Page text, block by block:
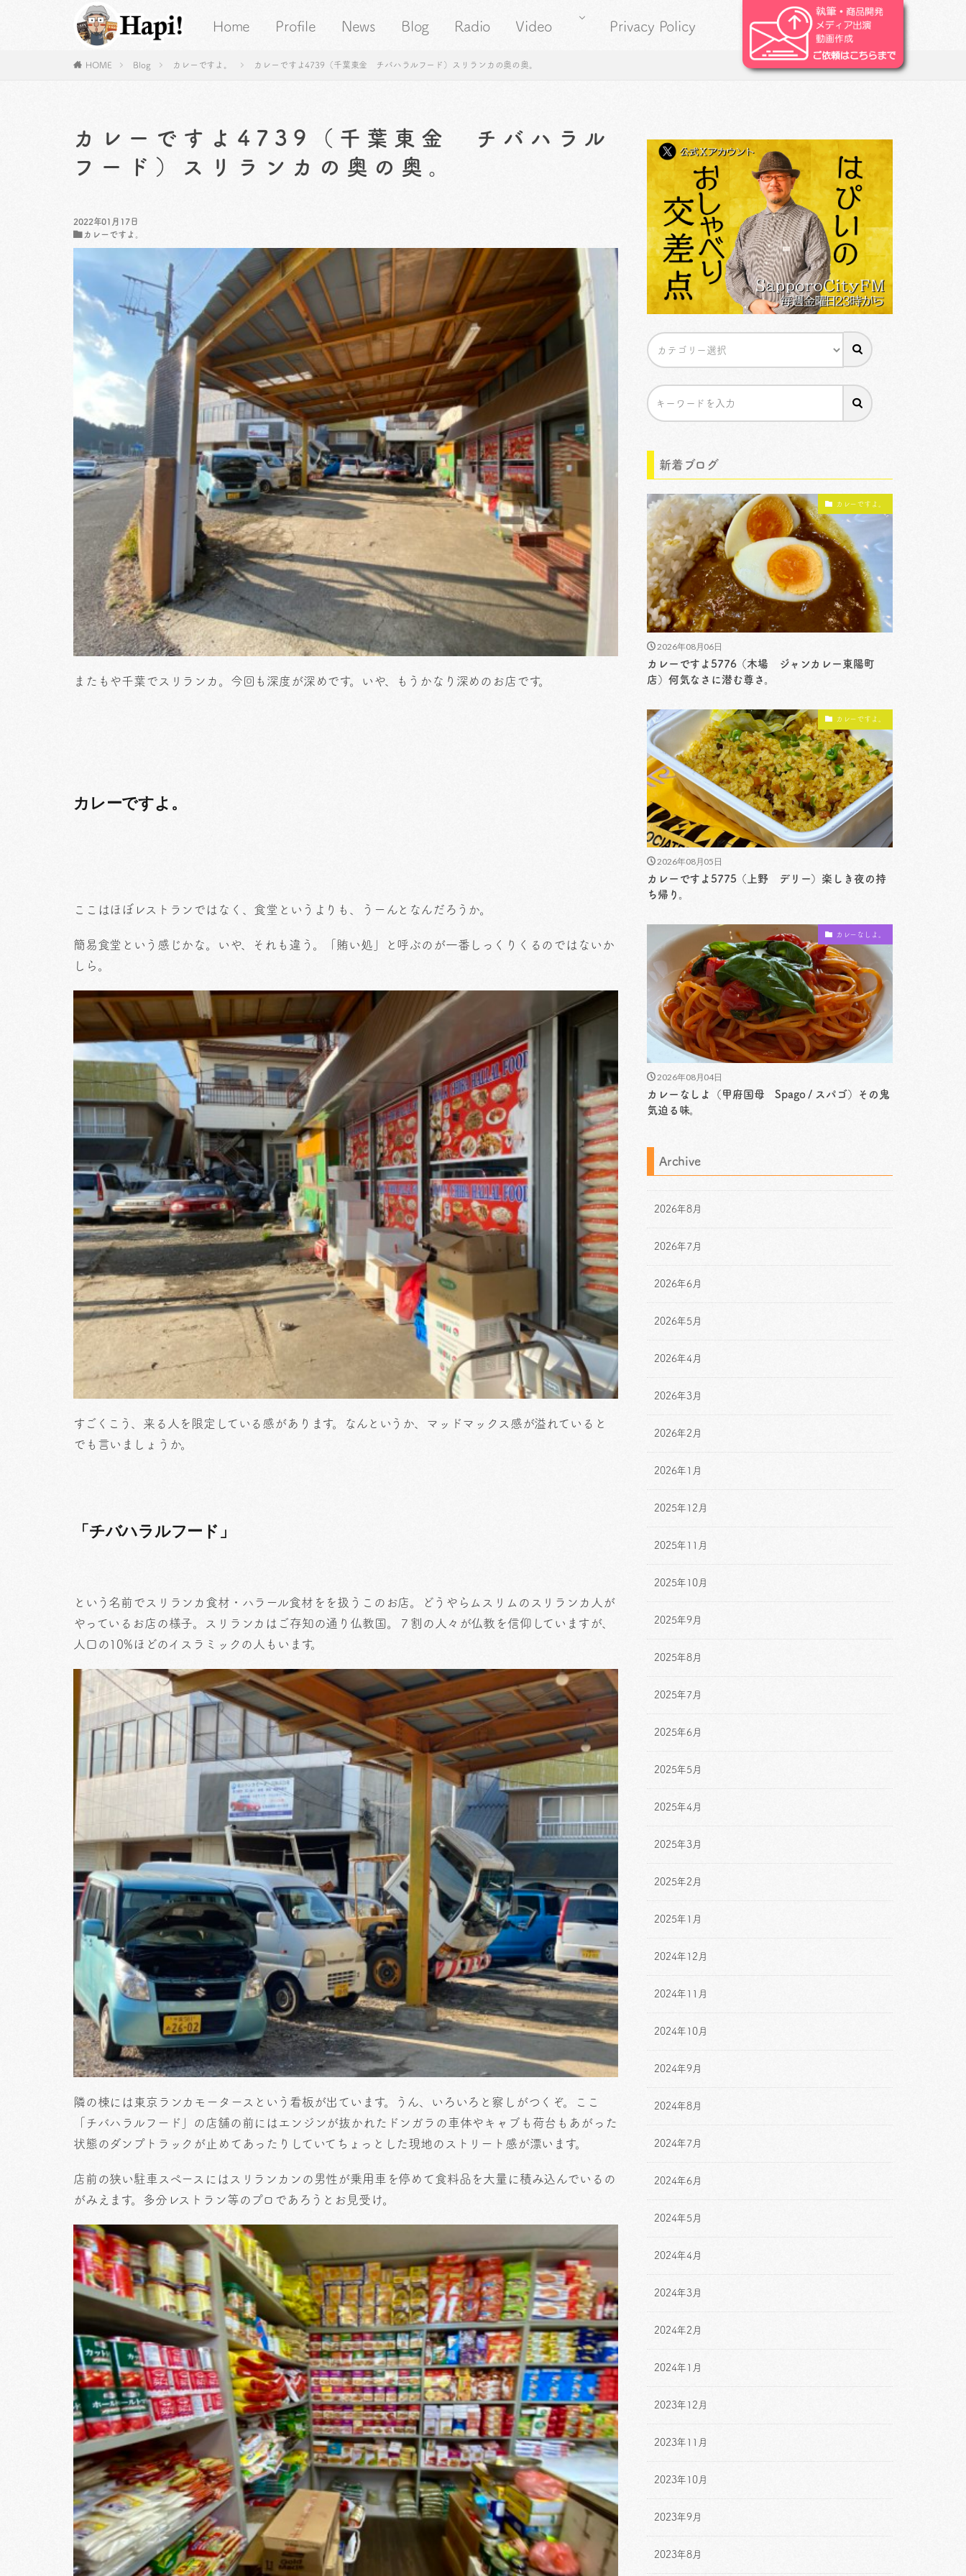
Home Profile News Blog Radio Video Privacy Policy
HOME Blog カレーですよ。 カレーですよ4739（千葉東金 チバハラルフード）スリランカの奥の奥。
カレーですよ4739（千葉東金 チバハラル
フード）スリランカの奥の奥。
2022年01月17日
カレーですよ。
またもや千葉でスリランカ。今回も深度が深めです。いや、もうかなり深めのお店です。
カレーですよ。
ここはほぼレストランではなく、食堂というよりも、うーんとなんだろうか。
簡易食堂という感じかな。いや、それも違う。「賄い処」と呼ぶのが一番しっくりくるのではないか
しら。
すごくこう、来る人を限定している感があります。なんというか、マッドマックス感が溢れていると
でも言いましょうか。
「チバハラルフード」
という名前でスリランカ食材・ハラール食材をを扱うこのお店。どうやらムスリムのスリランカ人が
やっているお店の様子。スリランカはご存知の通り仏教国。７割の人々が仏教を信仰していますが、
人口の10%ほどのイスラミックの人もいます。
隣の棟には東京ランカモータースという看板が出ています。うん、いろいろと察しがつくぞ。ここ
「チバハラルフード」の店舗の前にはエンジンが抜かれたドンガラの車体やキャブも荷台もあがった
状態のダンプトラックが止めてあったりしていてちょっとした現地のストリート感が漂います。
店前の狭い駐車スペースにはスリランカンの男性が乗用車を停めて食料品を大量に積み込んでいるの
がみえます。多分レストラン等のプロであろうとお見受け。
新着ブログ
カレーですよ。
2026年08月06日
カレーですよ5776（木場 ジャンカレー東陽町
店）何気なさに潜む尊さ。
カレーですよ。
2026年08月05日
カレーですよ5775（上野 デリー）楽しき夜の持
ち帰り。
カレーなしよ。
2026年08月04日
カレーなしよ（甲府国母 Spago / スパゴ）その鬼
気迫る味。
Archive
2026年8月
2026年7月
2026年6月
2026年5月
2026年4月
2026年3月
2026年2月
2026年1月
2025年12月
2025年11月
2025年10月
2025年9月
2025年8月
2025年7月
2025年6月
2025年5月
2025年4月
2025年3月
2025年2月
2025年1月
2024年12月
2024年11月
2024年10月
2024年9月
2024年8月
2024年7月
2024年6月
2024年5月
2024年4月
2024年3月
2024年2月
2024年1月
2023年12月
2023年11月
2023年10月
2023年9月
2023年8月